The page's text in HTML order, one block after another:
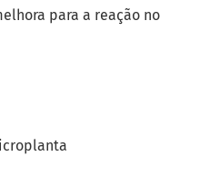
para a reação no